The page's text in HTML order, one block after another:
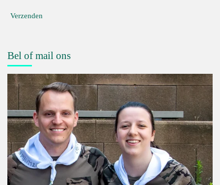
Verzenden
Bel of mail ons